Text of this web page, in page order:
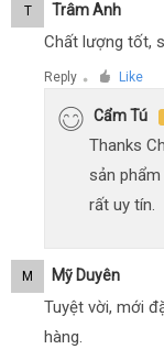
T Trâm Anh
Chất lượng tốt,
Reply ● Like
Cẩm Tú
Thanks
sản
rất uy tín.
M Mỹ Duyên
Tuyệt vời, mới
hàng.